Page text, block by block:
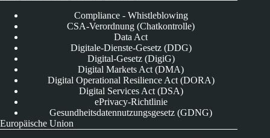
Compliance - Whistleblowing
CSA-Verordnung (Chatkontrolle)
Data Act
Digitale-Dienste-Gesetz (DDG)
Digital-Gesetz (DigiG)
Digital Markets Act (DMA)
Digital Operational Resilience Act (DORA)
Digital Services Act (DSA)
ePrivacy-Richtlinie
Gesundheitsdatennutzungsgesetz (GDNG)
Europäische Union